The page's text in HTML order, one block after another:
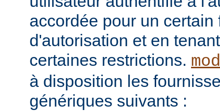
accordée pour un certain
d'autorisation et en
certaines restrictions.
à disposition les
génériques suivants :